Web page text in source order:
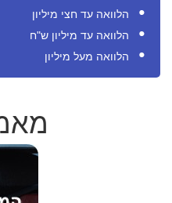
הלוואה עד חצי מיליון
הלוואה עד מיליון ש"ח
הלוואה מעל מיליון